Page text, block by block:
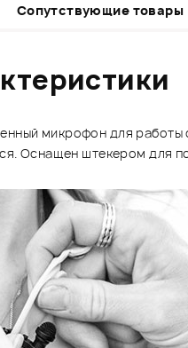
Сопутствующие товары
микрофон для
Оснащен штекером